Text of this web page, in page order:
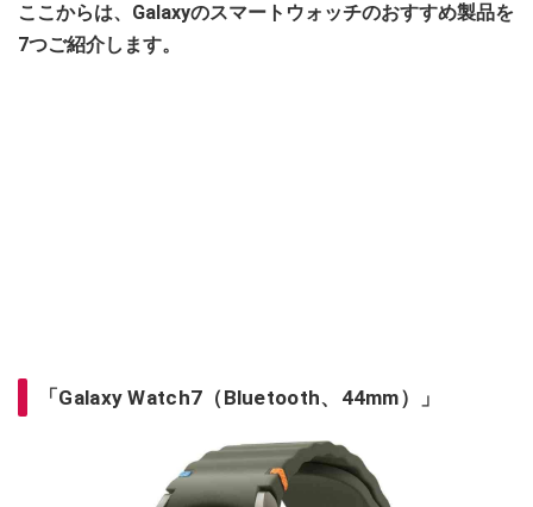
ここからは、Galaxyのスマートウォッチのおすすめ製品を
7つご紹介します。
「Galaxy Watch7（Bluetooth、44mm）」